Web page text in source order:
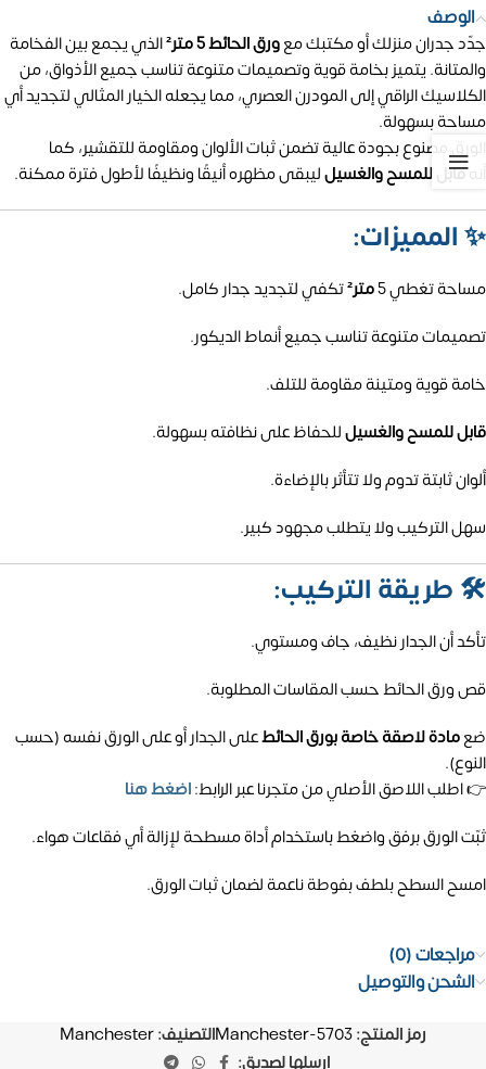
الوصف
جدّد جدران منزلك أو مكتبك معورق الحائط 5 متر²
الذي يجمع بين الفخامة
والمتانة. يتميز بخامة قوية وتصميمات متنوعة تناسب جميع الأذواق، من
الكلاسيك الراقي إلى المودرن العصري، مما يجعله الخيار المثالي لتجديد أي
مساحة بسهولة.
الورق مصنوع بجودة عالية تضمن ثبات الألوان ومقاومة للتقشير، كما
أنهقابل للمسح والغسيلليبقى مظهره أنيقًا ونظيفًا لأطول فترة ممكنة.
✨المميزات:
مساحة تغطي 5 متر² تكفي لتجديد جدار كامل.
تصميمات متنوعة تناسب جميع أنماط الديكور.
خامة قوية ومتينة مقاومة للتلف.
قابل للمسح والغسيلللحفاظ على نظافته بسهولة.
ألوان ثابتة تدوم ولا تتأثر بالإضاءة.
سهل التركيب ولا يتطلب مجهود كبير.
🛠️ طريقة التركيب:
تأكد أن الجدار نظيف، جاف ومستوي.
قص ورق الحائط حسب المقاسات المطلوبة.
ضعمادة لاصقة خاصة بورق الحائطعلى الجدار أو على الورق نفسه (حسب
النوع).
👉 اطلب اللاصق الأصلي من متجرنا عبر الرابط:اضغط هنا
ثبّت الورق برفق واضغط باستخدام أداة مسطحة لإزالة أي فقاعات هواء.
امسح السطح بلطف بفوطة ناعمة لضمان ثبات الورق.
مراجعات (0)
الشحن والتوصيل
رمز المنتج:Manchester-5703التصنيف:Manchester
ارسلها لصديق: